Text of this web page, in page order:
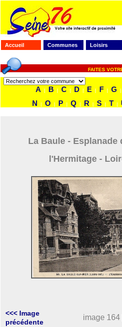
Accueil Communes Loisirs
FAITES
A | B | C | D | E | F | G |
N
| O | P | Q | R | S | T |
La Baule - Esplanade
l'Hermitage -
<<< Image
précédente
image 164